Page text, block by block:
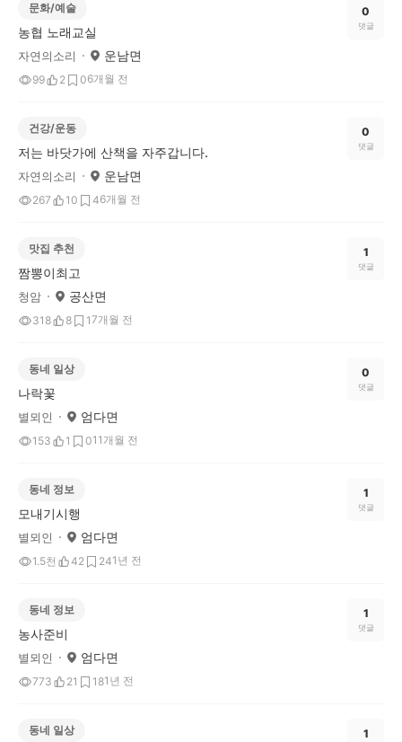
문화/예술
농협 노래교실
자연의소리 운남면
99 2 06개월 전
0
댓글
건강/운동
저는 바닷가에 산책을 자주갑니다.
자연의소리 운남면
267 10 46개월 전
0
댓글
맛집 추천
짬뽕이최고
청암 공산면
318 8 17개월 전
1
댓글
동네 일상
나락꽃
별뫼인 엄다면
153 1 011개월 전
0
댓글
동네 정보
모내기시행
별뫼인 엄다면
1.5천 42 241년 전
1
댓글
동네 정보
농사준비
별뫼인 엄다면
773 21 181년 전
1
댓글
동네 일상 1